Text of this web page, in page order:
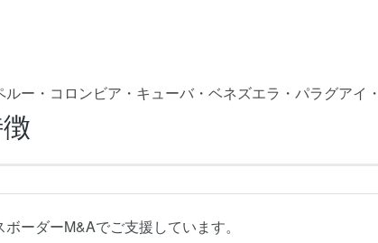
ー・コロンビア・キューバ・ベネズエラ・パラグアイ・
ーダーM&Aでご支援しています。